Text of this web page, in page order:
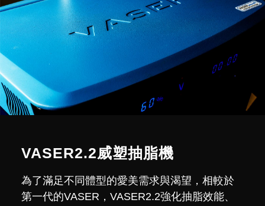
VASER2.2威塑抽脂機
為了滿足不同體型的愛美需求與渴望，相較於
第一代的VASER，VASER2.2強化抽脂效能、